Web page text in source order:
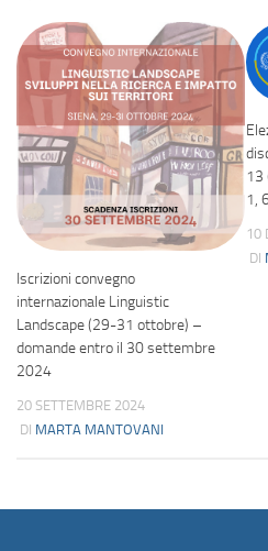
Iscrizioni convegno
internazionale Linguistic
Landscape (29-31 ottobre) –
domande entro il 30 settembre
2024
20 SETTEMBRE 2024
DI MARTA MANTOVANI
13
1,
10
DI